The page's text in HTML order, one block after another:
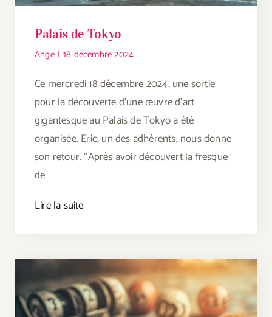
Palais de Tokyo
Ange | 18 décembre 2024
Ce mercredi 18 décembre 2024, une sortie
pour la découverte d'une œuvre d'art
gigantesque au Palais de Tokyo a été
organisée. Eric, un des adhérents, nous donne
son retour. "A‌près avoir découvert la fresque
de
Lire la suite